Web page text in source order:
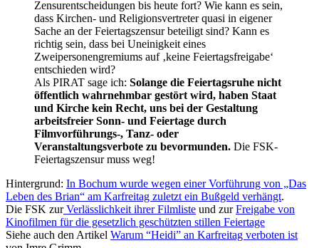
Zensurentscheidungen bis heute fort? Wie kann es sein,
dass Kirchen- und Religionsvertreter quasi in eigener
Sache an der Feiertagszensur beteiligt sind? Kann es
richtig sein, dass bei Uneinigkeit eines
Zweipersonengremiums auf ‚keine Feiertagsfreigabe‘
entschieden wird?
Als PIRAT sage ich: Solange die Feiertagsruhe nicht
öffentlich wahrnehmbar gestört wird, haben Staat
und Kirche kein Recht, uns bei der Gestaltung
arbeitsfreier Sonn- und Feiertage durch
Filmvorführungs-, Tanz- oder
Veranstaltungsverbote zu bevormunden. Die FSK-
Feiertagszensur muss weg!
Hintergrund: In Bochum wurde wegen einer Vorführung von „Das
Leben des Brian“ am Karfreitag zuletzt ein Bußgeld verhängt.
Die FSK zurVerlässlichkeit ihrer Filmliste und zurFreigabe von
Kinofilmen für die gesetzlich geschützten stillen Feiertage
Siehe auch den Artikel Warum “Heidi” an Karfreitag verboten ist